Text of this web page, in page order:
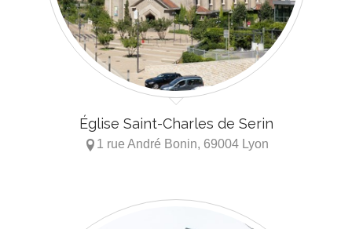
Église Saint-Charles de Serin
 1 rue André Bonin, 69004 Lyon